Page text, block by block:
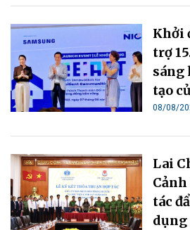
Khởi
trợ
sáng
tạo
08/08/
Lai
tác
dụng